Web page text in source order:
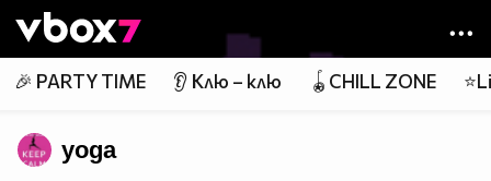
👾
🎉 PARTY TIME 👂 Клю – клю 🪀CHILL ZONE
yoga